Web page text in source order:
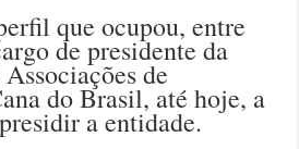
que ocupou, entre
de presidente da
de
do Brasil, até hoje, a
a entidade.